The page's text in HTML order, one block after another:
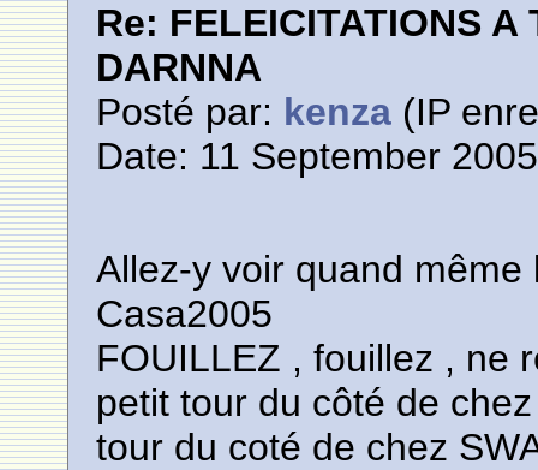
Re: FELEICITATIONS A
DARNNA
Posté par: kenza (IP
Date: 11 September
Allez-y voir quand
Casa2005
FOUILLEZ , fouillez , ne
petit tour du côté de
tour du coté de chez